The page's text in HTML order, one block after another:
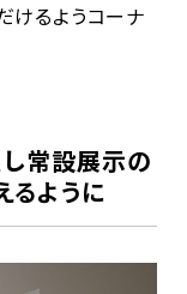
けるようコーナ
常設展示の
るように